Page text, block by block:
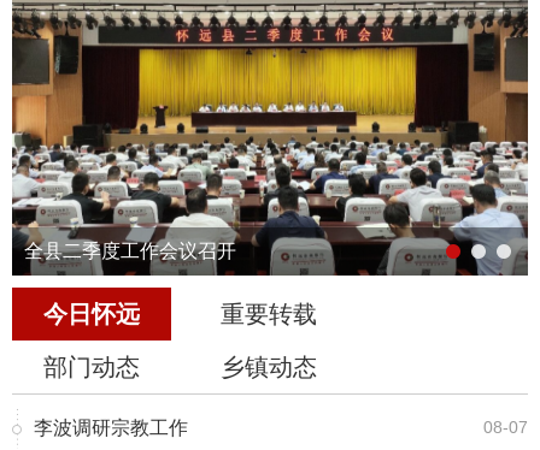
全县二季度工作会议召开
今日怀远
重要转载
部门动态
乡镇动态
08-07
李波调研宗教工作